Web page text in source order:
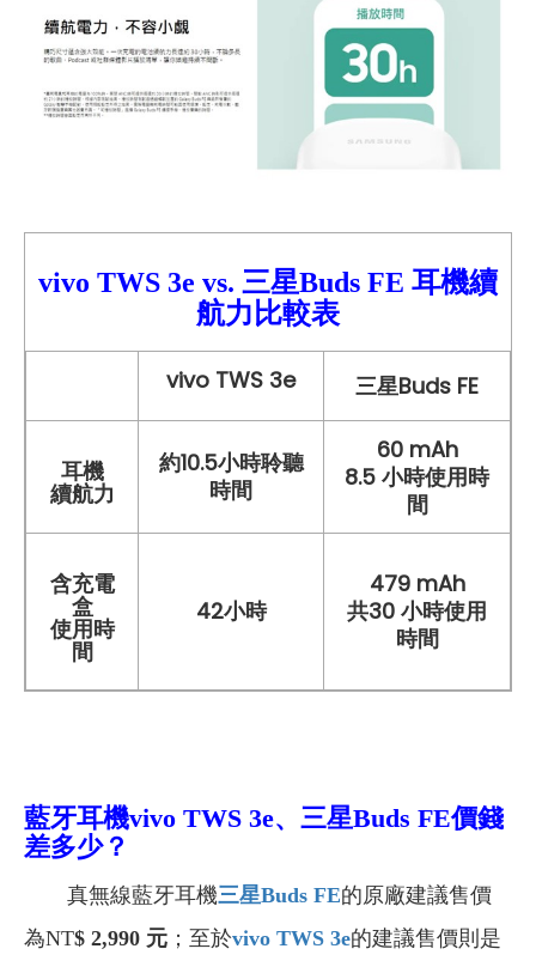
vivo TWS 3e vs. 三星Buds FE 耳機續
航力比較表
vivo TWS 3e 三星Buds FE
耳機
續航力
約10.5小時聆聽
時間
60 mAh
8.5 小時使用時
間
含充電
盒
使用時
間
42小時
479 mAh
共30 小時使用
時間
藍牙耳機vivo TWS 3e、三星Buds FE價錢
差多少？
真無線藍牙耳機三星Buds FE的原廠建議售價
為NT$ 2,990 元 ；至於vivo TWS 3e的建議售價則是